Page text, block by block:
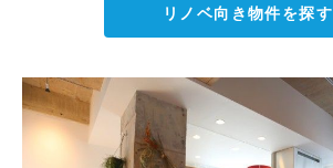
リノベ向き物件を探す